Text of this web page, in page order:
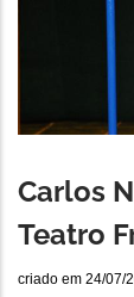
Carlos
Teatro
criado em 24/07/